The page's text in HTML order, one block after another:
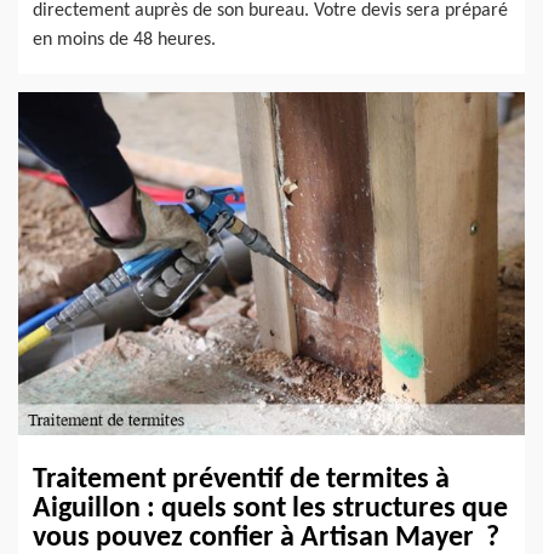
directement auprès de son bureau. Votre devis sera préparé
en moins de 48 heures.
Traitement préventif de termites à
Aiguillon : quels sont les structures que
vous pouvez confier à Artisan Mayer ?